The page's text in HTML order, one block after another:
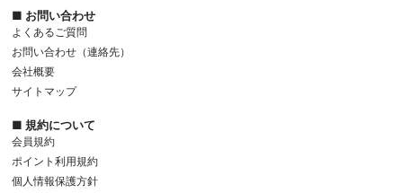
■ お問い合わせ
よくあるご質問
お問い合わせ（連絡先）
会社概要
サイトマップ
■ 規約について
会員規約
ポイント利用規約
個人情報保護方針